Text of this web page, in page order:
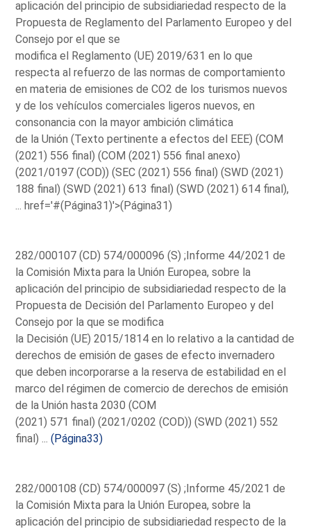
aplicación del principio de subsidiariedad respecto de la
Propuesta de Reglamento del Parlamento Europeo y del
Consejo por el que se
modifica el Reglamento (UE) 2019/631 en lo que
respecta al refuerzo de las normas de comportamiento
en materia de emisiones de CO2 de los turismos nuevos
y de los vehículos comerciales ligeros nuevos, en
consonancia con la mayor ambición climática
de la Unión (Texto pertinente a efectos del EEE) (COM
(2021) 556 final) (COM (2021) 556 final anexo)
(2021/0197 (COD)) (SEC (2021) 556 final) (SWD (2021)
188 final) (SWD (2021) 613 final) (SWD (2021) 614 final),
...href='#(Página31)'>(Página31)
282/000107 (CD) 574/000096 (S) ;Informe 44/2021 de
la Comisión Mixta para la Unión Europea, sobre la
aplicación del principio de subsidiariedad respecto de la
Propuesta de Decisión del Parlamento Europeo y del
Consejo por la que se modifica
la Decisión (UE) 2015/1814 en lo relativo a la cantidad de
derechos de emisión de gases de efecto invernadero
que deben incorporarse a la reserva de estabilidad en el
marco del régimen de comercio de derechos de emisión
de la Unión hasta 2030 (COM
(2021) 571 final) (2021/0202 (COD)) (SWD (2021) 552
final) ...(Página33)
282/000108 (CD) 574/000097 (S) ;Informe 45/2021 de
la Comisión Mixta para la Unión Europea, sobre la
aplicación del principio de subsidiariedad respecto de la